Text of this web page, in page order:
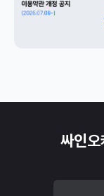
싸인